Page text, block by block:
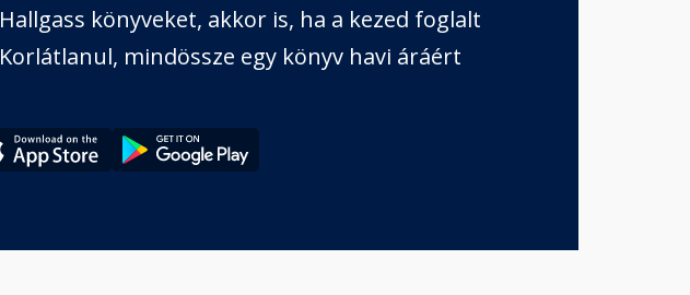
Hallgass könyveket, akkor is, ha a kezed foglalt
Korlátlanul, mindössze egy könyv havi áráért